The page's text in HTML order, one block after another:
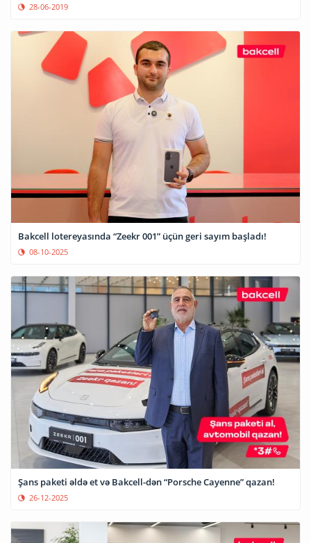
28-06-2019
Bakcell lotereyasında “Zeekr 001” üçün geri sayım başladı!
08-10-2025
Şans paketi əldə et və Bakcell-dən “Porsche Cayenne” qazan!
26-12-2025